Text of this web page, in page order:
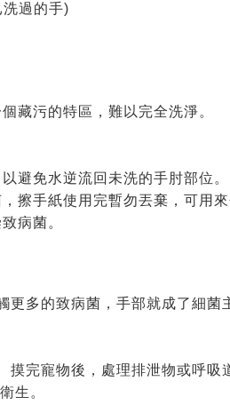
過的手)
藏污的特區，難以完全洗淨。
避免水逆流回未洗的手肘部位。
擦手紙使用完暫勿丟棄，可用
病菌。
多的致病菌，手部就成了細菌
完寵物後，處理排泄物或呼
生。